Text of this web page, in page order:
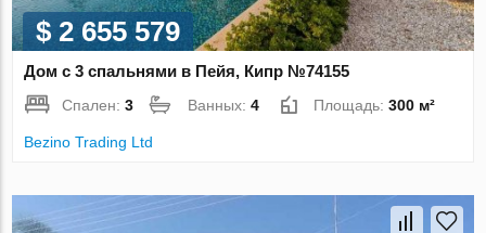
$ 2 655 579
Дом с 3 спальнями в Пейя, Кипр №74155
Спален:3 Ванных:4 Площадь:300 м²
Bezino Trading Ltd